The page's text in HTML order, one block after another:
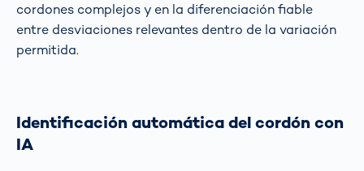
cordones complejos y en la diferenciación fiable
entre desviaciones relevantes dentro de la variación
permitida.
Identificación automática del cordón con
IA